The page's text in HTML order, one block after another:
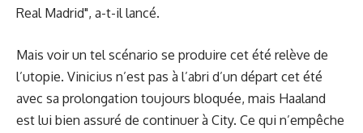
Real Madrid", a-t-il lancé.
Mais voir un tel scénario se produire cet été relève de
l’utopie. Vinicius n’est pas à l’abri d’un départ cet été
avec sa prolongation toujours bloquée, mais Haaland
est lui bien assuré de continuer à City. Ce qui n’empêche